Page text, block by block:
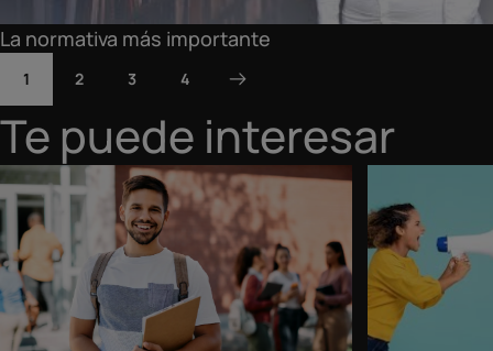
La normativa más importante
1 2 3 4
Te puede interesar